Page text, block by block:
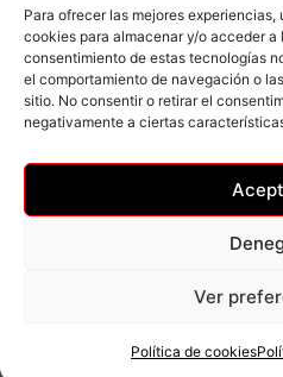
Para ofrecer las mejores
cookies para almacenar y/o acceder
consentimiento de estas tecnologías
el comportamiento de navegación o
sitio. No consentir o retirar el
negativamente a ciertas
Ver
Política de cookies
Expediente:
Web desarrollada
Cofinanciado por los Fondos
–
© Todos los